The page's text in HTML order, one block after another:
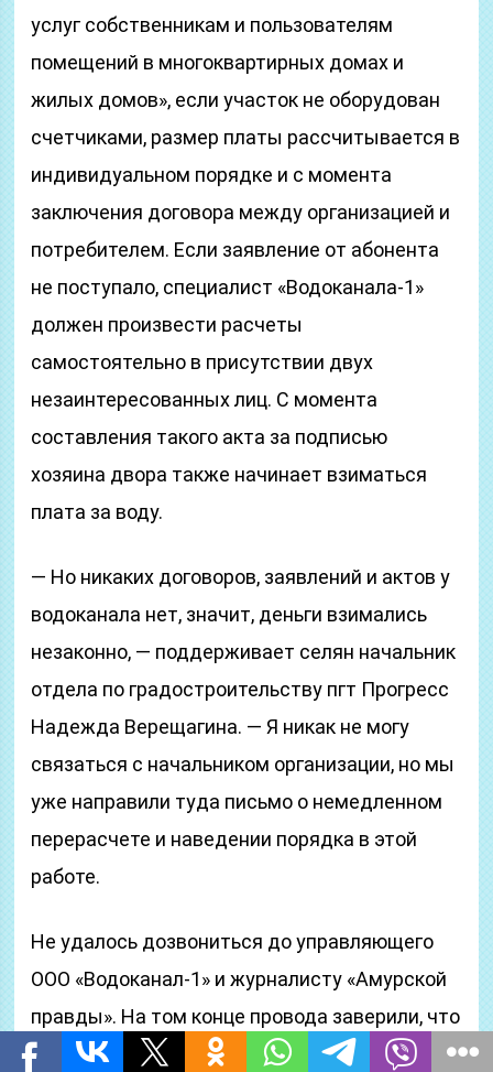
услуг собственникам и пользователям
помещений в многоквартирных домах и
жилых домов», если участок не оборудован
счетчиками, размер платы рассчитывается в
индивидуальном порядке и с момента
заключения договора между организацией и
потребителем. Если заявление от абонента
не поступало, специалист «Водоканала-1»
должен произвести расчеты
самостоятельно в присутствии двух
незаинтересованных лиц. С момента
составления такого акта за подписью
хозяина двора также начинает взиматься
плата за воду.
— Но никаких договоров, заявлений и актов у
водоканала нет, значит, деньги взимались
незаконно, — поддерживает селян начальник
отдела по градостроительству пгт Прогресс
Надежда Верещагина. — Я никак не могу
связаться с начальником организации, но мы
уже направили туда письмо о немедленном
перерасчете и наведении порядка в этой
работе.
Не удалось дозвониться до управляющего
ООО «Водоканал-1» и журналисту «Амурской
правды». На том конце провода заверили, что
информация до руководителя обязательно